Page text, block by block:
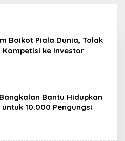
Boikot Piala Dunia, Tolak
Kompetisi ke Investor
Bangkalan Bantu Hidupkan
10.000 Pengungsi